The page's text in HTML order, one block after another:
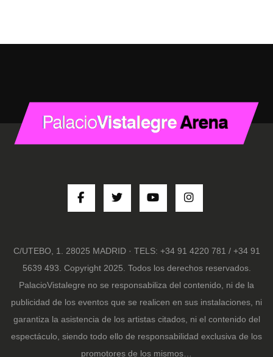
C/UTEBO, 1. 28025 MADRID · TELS: +34 91 4220 781 / +34 91
5639 493. Copyright 2025. Todos los derechos reservados.
PalacioVistalegre no se responsabiliza del contenido, ni de la
publicidad de los eventos que se realicen en sus instalaciones, ni
garantiza la asistencia de los artistas citados, ni el contenido del
espectáculo, siendo todo ello de responsabilidad exclusiva de los
promotores de los mismos…